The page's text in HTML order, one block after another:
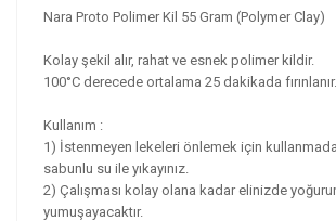
Nara Proto Polimer Kil 55 Gram (Polymer Clay)
Kolay şekil alır, rahat ve esnek polimer kildir.
100°C derecede ortalama 25 dakikada fırınlanır.
Kullanım :
1) İstenmeyen lekeleri önlemek için
sabunlu su ile yıkayınız.
2) Çalışması kolay olana kadar elinizde
yumuşayacaktır.